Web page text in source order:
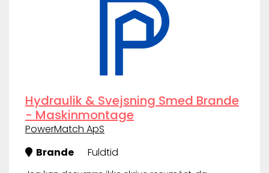
Hydraulik & Svejsning Smed Brande
- Maskinmontage
PowerMatch ApS
Brande
Fuldtid